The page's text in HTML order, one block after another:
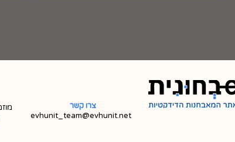
צרו קשר
evhunit_team@evhunit.net